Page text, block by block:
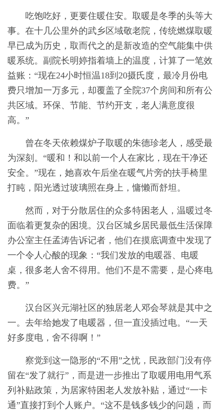
吃饱吃好，更要住暖住安。取暖是冬季的头等大
事。在十几公里外的武乡区域敬老院，传统燃煤取暖
早已成为历史，取而代之的是新改造的空气能集中供
暖系统。副院长明婷指着墙上的温度，计算了一笔效
益账：“现在24小时恒温18到20摄氏度，最冷月份电
费只增加一万多元，却覆盖了全院37个房间和所有公
共区域。环保、节能、节约开支，老人满意度很
高。”
曾在冬天依赖煤炉子取暖的朱德珍老人，感受最
为深刻。“暖和！和以前一个人在家比，现在干净还
安全。”现在，她喜欢午后坐在暖气片旁的扶手椅里
打盹，阳光透过玻璃照在身上，慵懒而舒坦。
然而，对于分散居住的众多特困老人，温暖过冬
面临着更复杂的困境。汉台区城乡居民最低生活保障
办公室主任孟涛告诉记者，他们在摸底调查中发现了
一个令人心酸的现象：“我们发放的电暖器、电暖
桌，很多老人舍不得用。他们不是不需要，是心疼电
费。”
汉台区兴元湖社区的独居老人邓会琴就是其中之
一。去年给她发了电暖器，但一直没插过电。“一天
好多度电，舍不得啊！”
察觉到这一隐形的“不用”之忧，民政部门没有停
留在“发了就行”，而是进一步推出了取暖用电用气系
列补贴政策，为居家特困老人发放补贴，通过“一卡
通”直接打到个人账户。“这不是钱多钱少的问题，而